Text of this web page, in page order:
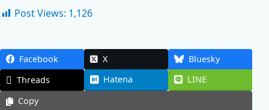
Post Views: 1,126
Facebook X
Bluesky
Threads
Hatena
LINE
Copy